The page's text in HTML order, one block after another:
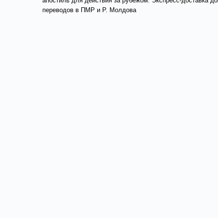
переводов в ПМР и Р. Молдова